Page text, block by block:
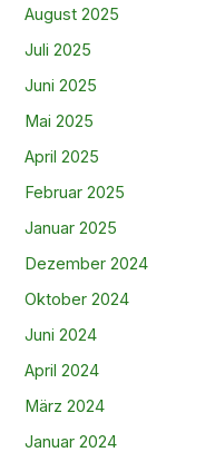
August 2025
Juli 2025
Juni 2025
Mai 2025
April 2025
Februar 2025
Januar 2025
Dezember 2024
Oktober 2024
Juni 2024
April 2024
März 2024
Januar 2024